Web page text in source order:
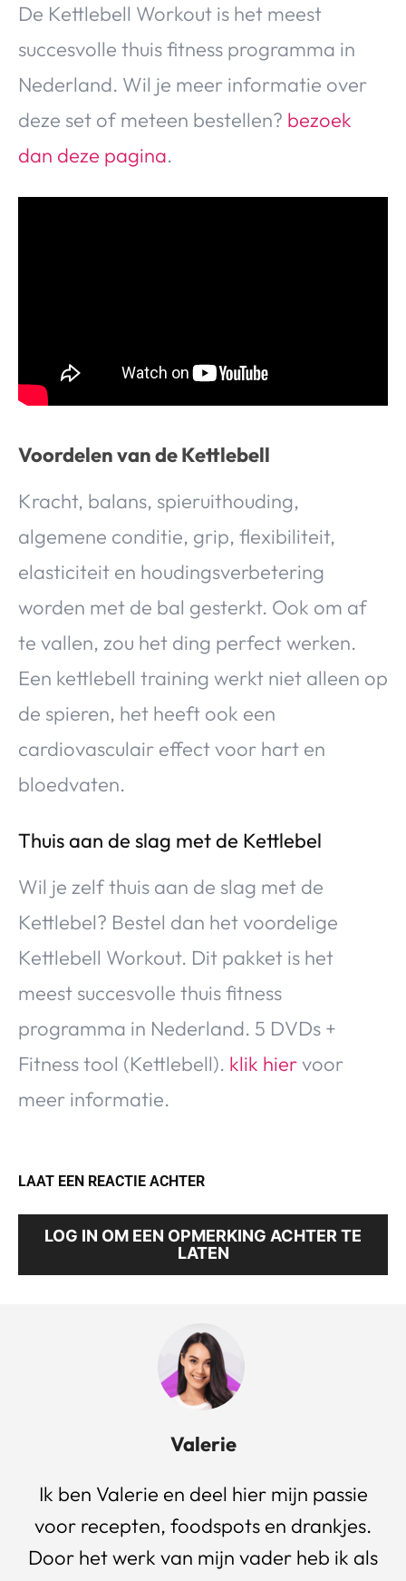
De Kettlebell Workout is het meest
succesvolle thuis fitness programma in
Nederland. Wil je meer informatie over
deze set of meteen bestellen? bezoek
dan deze pagina.
Voordelen van de Kettlebell
Kracht, balans, spieruithouding,
algemene conditie, grip, flexibiliteit,
elasticiteit en houdingsverbetering
worden met de bal gesterkt. Ook om af
te vallen, zou het ding perfect werken.
Een kettlebell training werkt niet alleen op
de spieren, het heeft ook een
cardiovasculair effect voor hart en
bloedvaten.
Thuis aan de slag met de Kettlebel
Wil je zelf thuis aan de slag met de
Kettlebel? Bestel dan het voordelige
Kettlebell Workout. Dit pakket is het
meest succesvolle thuis fitness
programma in Nederland. 5 DVDs +
Fitness tool (Kettlebell). klik hiervoor
meer informatie.
LAAT EEN REACTIE ACHTER
LOG IN OM EEN OPMERKING ACHTER TE
LATEN
Valerie
Ik ben Valerie en deel hier mijn passie
voor recepten, foodspots en drankjes.
Door het werk van mijn vader heb ik als